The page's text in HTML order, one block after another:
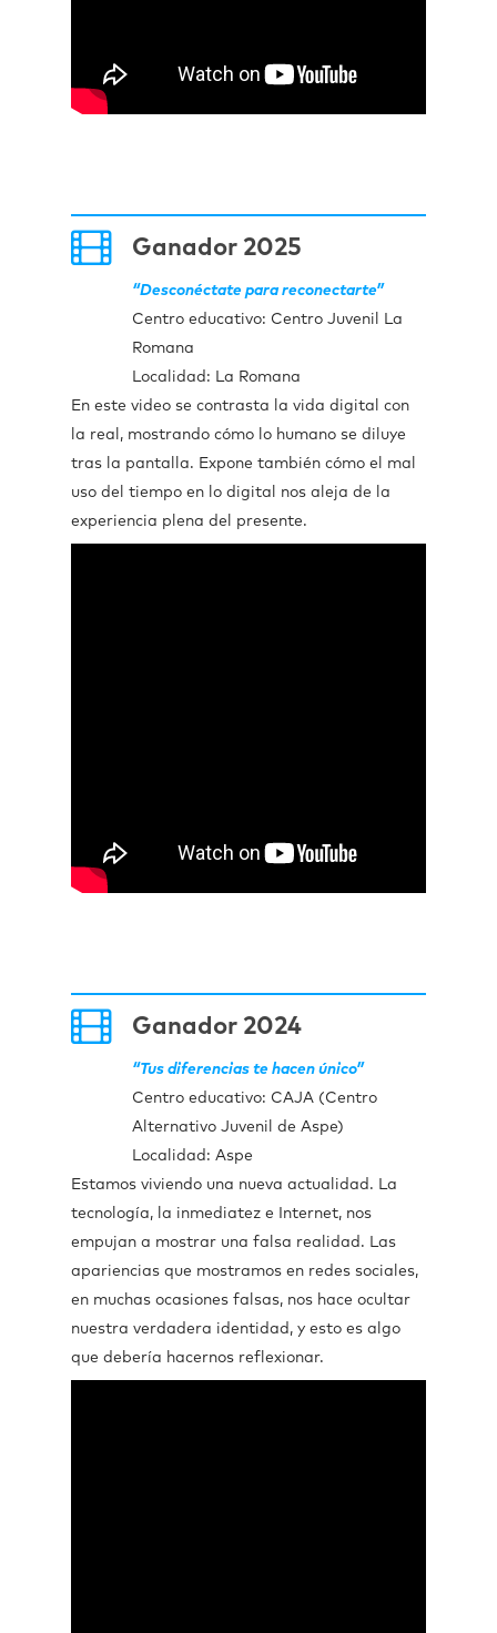
Ganador 2025
“Desconéctate para reconectarte”
Centro educativo: Centro Juvenil La
Romana
Localidad: La Romana
En este video se contrasta la vida digital con
la real, mostrando cómo lo humano se diluye
tras la pantalla. Expone también cómo el mal
uso del tiempo en lo digital nos aleja de la
experiencia plena del presente.
Ganador 2024
“Tus diferencias te hacen único”
Centro educativo: CAJA (Centro
Alternativo Juvenil de Aspe)
Localidad: Aspe
Estamos viviendo una nueva actualidad. La
tecnología, la inmediatez e Internet, nos
empujan a mostrar una falsa realidad. Las
apariencias que mostramos en redes sociales,
en muchas ocasiones falsas, nos hace ocultar
nuestra verdadera identidad, y esto es algo
que debería hacernos reflexionar.